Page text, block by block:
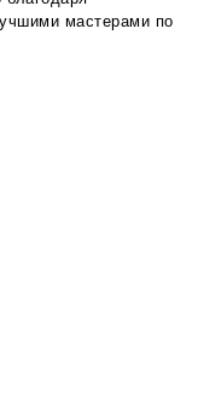
мастерами по